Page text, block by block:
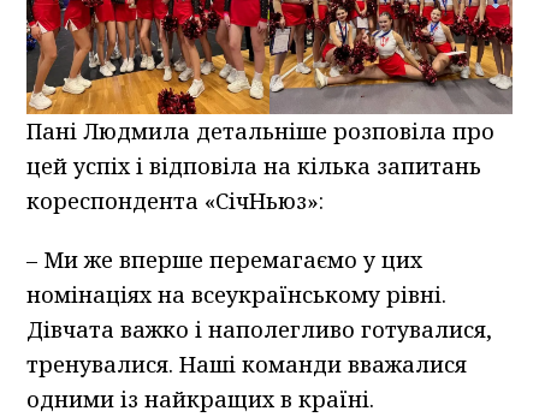
Пані Людмила детальніше розповіла про
цей успіх і відповіла на кілька запитань
кореспондента «СічНьюз»:
– Ми же вперше перемагаємо у цих
номінаціях на всеукраїнському рівні.
Дівчата важко і наполегливо готувалися,
тренувалися. Наші команди вважалися
одними із найкращих в країні.